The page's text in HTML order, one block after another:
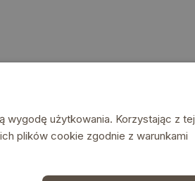
wygodę użytkowania. Korzystając z tej
plików cookie zgodnie z warunkami